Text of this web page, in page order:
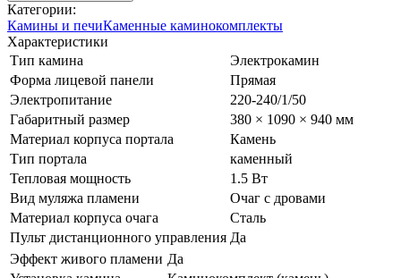
Категории:
Камины и печиКаменные каминокомплекты
Характеристики
Тип камина
Электрокамин
Форма лицевой панели
Прямая
Электропитание
220-240/1/50
Габаритный размер
380 × 1090 × 940 мм
Материал корпуса портала
Камень
Тип портала
каменный
Тепловая мощность
1.5 Вт
Вид муляжа пламени
Очаг с дровами
Материал корпуса очага
Сталь
Пульт дистанционного управления Да
Эффект живого пламени Да